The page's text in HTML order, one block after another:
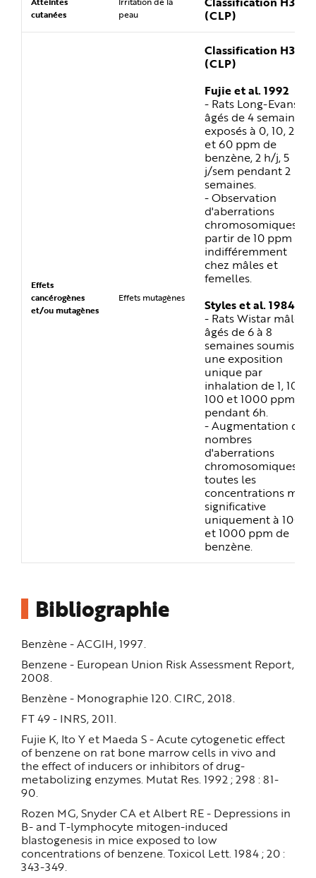
cutanées
peau
(CLP)
Effets
cancérogènes
et/ou mutagènes
Effets mutagènes
Classification H340
(CLP)
Fujie et al. 1992
- Rats Long-Evans
âgés de 4 semaines,
exposés à 0, 10, 20
et 60 ppm de
benzène, 2 h/j, 5
j/sem pendant 2
semaines.
- Observation
d'aberrations
chromosomiques à
partir de 10 ppm
indifféremment
chez mâles et
femelles.
Styles et al. 1984
- Rats Wistar mâles
âgés de 6 à 8
semaines soumis à
une exposition
unique par
inhalation de 1, 10,
100 et 1000 ppm
pendant 6h.
- Augmentation du
nombres
d'aberrations
chromosomiques à
toutes les
concentrations mais
significative
uniquement à 100
et 1000 ppm de
benzène.
Bibliographie
Benzène - ACGIH, 1997.
Benzene - European Union Risk Assessment Report,
2008.
Benzène - Monographie 120. CIRC, 2018.
FT 49 - INRS, 2011.
Fujie K, Ito Y et Maeda S - Acute cytogenetic effect
of benzene on rat bone marrow cells in vivo and
the effect of inducers or inhibitors of drug-
metabolizing enzymes. Mutat Res. 1992 ; 298 : 81-
90.
Rozen MG, Snyder CA et Albert RE - Depressions in
B- and T-lymphocyte mitogen-induced
blastogenesis in mice exposed to low
concentrations of benzene. Toxicol Lett. 1984 ; 20 :
343-349.